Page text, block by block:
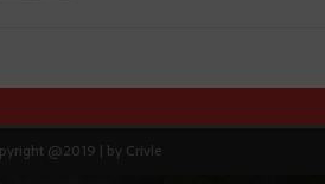
@2019 | by Crivle